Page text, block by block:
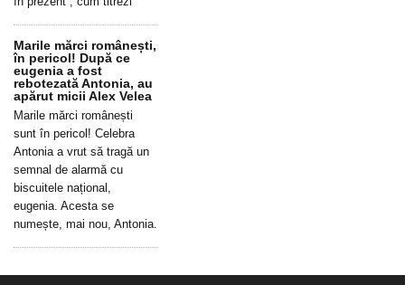
Marile mărci românești,
în pericol! După ce
eugenia a fost
rebotezată Antonia, au
apărut micii Alex Velea
Marile mărci românești
sunt în pericol! Celebra
Antonia a vrut să tragă un
semnal de alarmă cu
biscuitele național,
eugenia. Acesta se
numește, mai nou, Antonia.